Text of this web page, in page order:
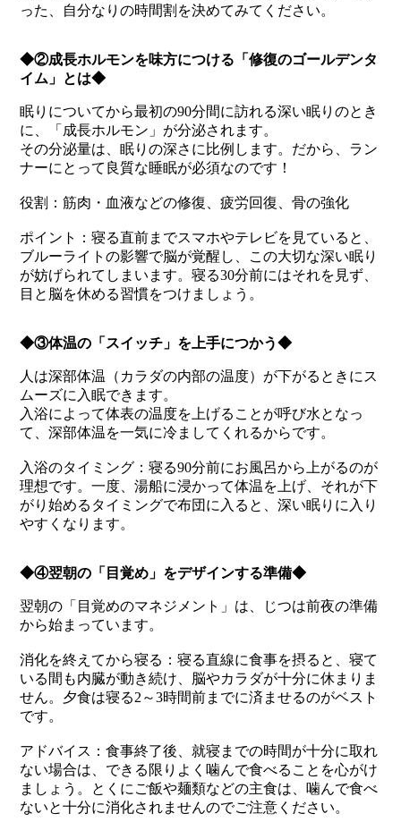
った、自分なりの時間割を決めてみてください。
◆②成長ホルモンを味方につける「修復のゴールデンタ
イム」とは◆
眠りについてから最初の90分間に訪れる深い眠りのとき
に、「成長ホルモン」が分泌されます。
その分泌量は、眠りの深さに比例します。だから、ラン
ナーにとって良質な睡眠が必須なのです！
役割：筋肉・血液などの修復、疲労回復、骨の強化
ポイント：寝る直前までスマホやテレビを見ていると、
ブルーライトの影響で脳が覚醒し、この大切な深い眠り
が妨げられてしまいます。寝る30分前にはそれを見ず、
目と脳を休める習慣をつけましょう。
◆③体温の「スイッチ」を上手につかう◆
人は深部体温（カラダの内部の温度）が下がるときにス
ムーズに入眠できます。
入浴によって体表の温度を上げることが呼び水となっ
て、深部体温を一気に冷ましてくれるからです。
入浴のタイミング：寝る90分前にお風呂から上がるのが
理想です。一度、湯船に浸かって体温を上げ、それが下
がり始めるタイミングで布団に入ると、深い眠りに入り
やすくなります。
◆④翌朝の「目覚め」をデザインする準備◆
翌朝の「目覚めのマネジメント」は、じつは前夜の準備
から始まっています。
消化を終えてから寝る：寝る直線に食事を摂ると、寝て
いる間も内臓が動き続け、脳やカラダが十分に休まりま
せん。夕食は寝る2～3時間前までに済ませるのがベスト
です。
アドバイス：食事終了後、就寝までの時間が十分に取れ
ない場合は、できる限りよく噛んで食べることを心がけ
ましょう。とくにご飯や麺類などの主食は、噛んで食べ
ないと十分に消化されませんのでご注意ください。